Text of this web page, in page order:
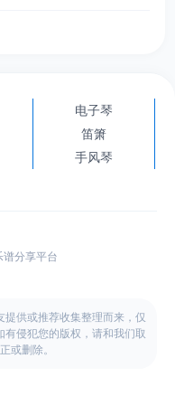
电子琴
笛箫
手风琴
谱分享平台
供或推荐收集整理而来，仅
侵犯您的版权，请和我们取
或删除。